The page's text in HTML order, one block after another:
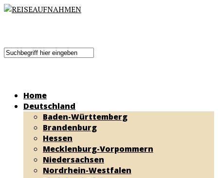
Home
Deutschland
Baden-Württemberg
Brandenburg
Hessen
Mecklenburg-Vorpommern
Niedersachsen
Nordrhein-Westfalen